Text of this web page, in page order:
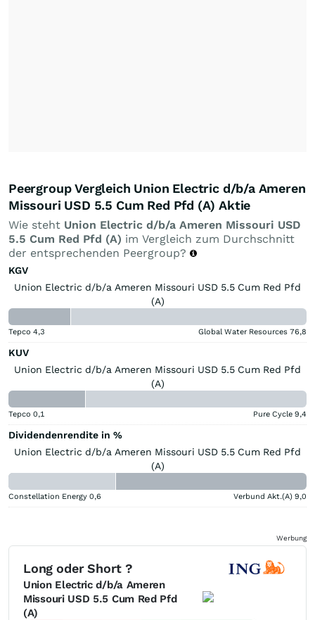
Peergroup Vergleich Union Electric d/b/a Ameren
Missouri USD 5.5 Cum Red Pfd (A) Aktie
Wie steht Union Electric d/b/a Ameren Missouri USD
5.5 Cum Red Pfd (A) im Vergleich zum Durchschnitt
der entsprechenden Peergroup?
KGV
Union Electric d/b/a Ameren Missouri USD 5.5 Cum Red Pfd
(A)
Tepco 4,3 Global Water Resources 76,8
KUV
Union Electric d/b/a Ameren Missouri USD 5.5 Cum Red Pfd
(A)
Tepco 0,1 Pure Cycle 9,4
Dividendenrendite in %
Union Electric d/b/a Ameren Missouri USD 5.5 Cum Red Pfd
(A)
Constellation Energy 0,6 Verbund Akt.(A) 9,0
Werbung
Long oder Short ?
Union Electric d/b/a Ameren
Missouri USD 5.5 Cum Red Pfd
(A)